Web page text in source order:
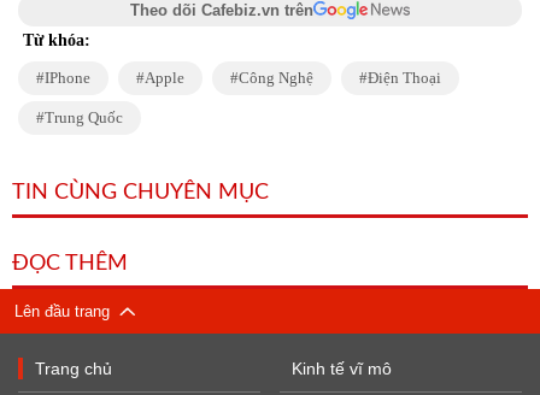
Theo dõi Cafebiz.vn trên
Từ khóa:
IPhone Apple Công Nghệ Điện Thoại
Trung Quốc
TIN CÙNG CHUYÊN MỤC
ĐỌC THÊM
Lên đầu trang
Trang chủ Kinh tế vĩ mô